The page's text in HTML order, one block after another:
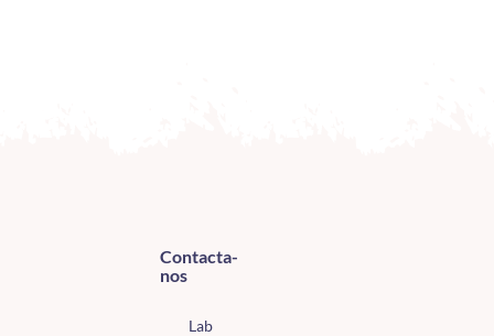
Contacta-
nos
Lab